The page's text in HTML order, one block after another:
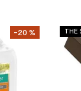
-20 % THE